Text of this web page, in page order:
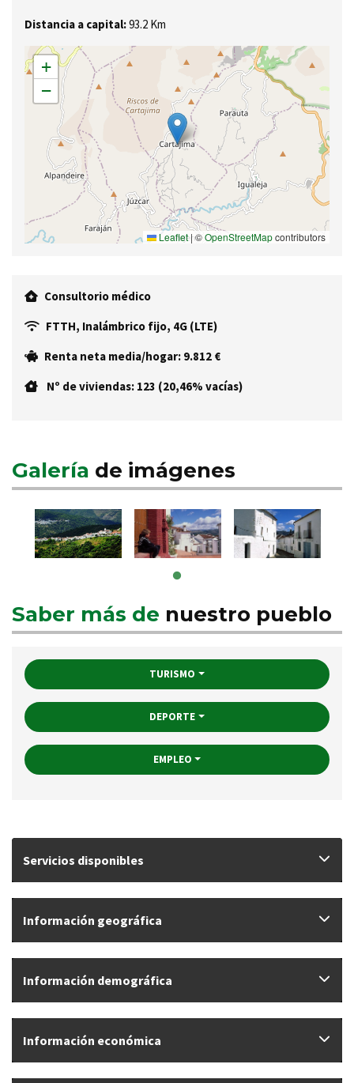
Distancia a capital:93.2 Km
+
−
Leaflet |©OpenStreetMapcontributors
Consultorio médico
FTTH, Inalámbrico fijo, 4G (LTE)
Renta neta media/hogar: 9.812 €
Nº de viviendas: 123 (20,46% vacías)
Galería de imágenes
Saber más de nuestro pueblo
TURISMO
DEPORTE
EMPLEO
Servicios disponibles
Información geográfica
Información demográfica
Información económica